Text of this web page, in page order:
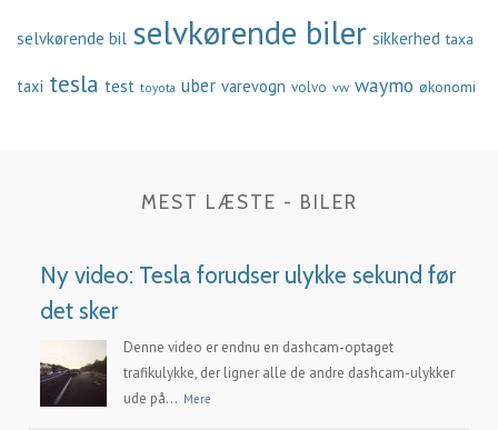
selvkørende bil selvkørende biler sikkerhed taxa
taxi tesla test toyota uber varevogn volvo vw waymo økonomi
MEST LÆSTE - BILER
Ny video: Tesla forudser ulykke sekund før
det sker
Denne video er endnu en dashcam-optaget
trafikulykke, der ligner alle de andre dashcam-ulykker
ude på... Mere